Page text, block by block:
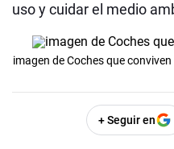
uso y cuidar el medio
imagen de Coches que
+ Seguir en